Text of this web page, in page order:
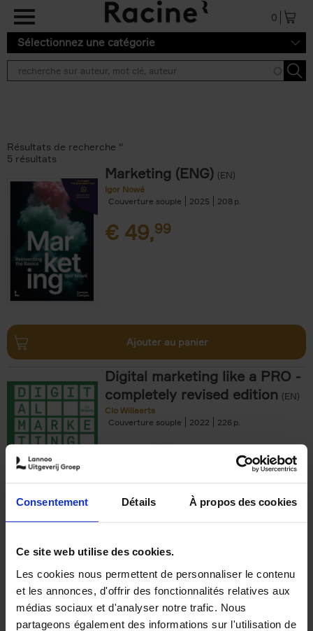
Consentement Détails À propos des cookies
Ce site web utilise des cookies.
Les cookies nous permettent de personnaliser le contenu
et les annonces, d'offrir des fonctionnalités relatives aux
médias sociaux et d'analyser notre trafic. Nous
partageons également des informations sur l'utilisation de
Aller au contenu principal
0
Sélectionnez une catégorie
Résultats de recherche ''
5 résultats
Marketing (ENG) (EN)
Igor Nowé
Couverture souple
2025 208
€ 49,99
Ajouter au panier
Digital marketing like a PRO -
completely revised edition (EN)
Clo Willaerts
Couverture souple
2022 226
€35,50
The Offer You Can't
Refuse
Steven Van Belleghem
Couverture souple
2020 256